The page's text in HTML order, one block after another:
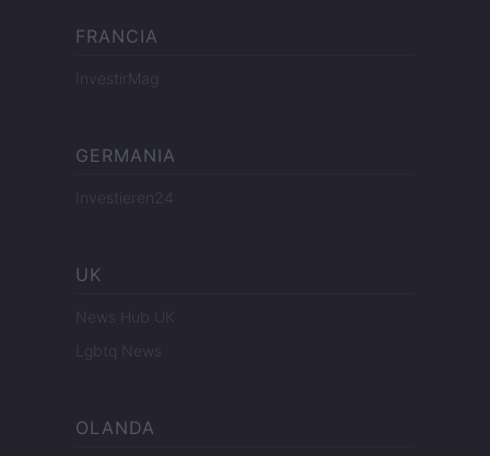
FRANCIA
InvestirMag
GERMANIA
Investieren24
UK
News Hub UK
Lgbtq News
OLANDA